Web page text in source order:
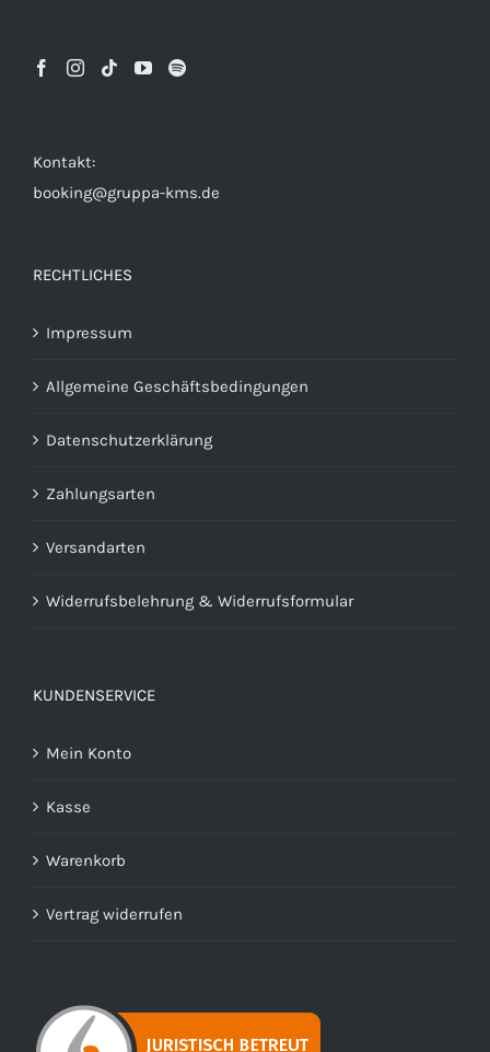
Kontakt:
booking@gruppa-kms.de
RECHTLICHES
Impressum
Allgemeine Geschäftsbedingungen
Datenschutzerklärung
Zahlungsarten
Versandarten
Widerrufsbelehrung & Widerrufsformular
KUNDENSERVICE
Mein Konto
Kasse
Warenkorb
Vertrag widerrufen